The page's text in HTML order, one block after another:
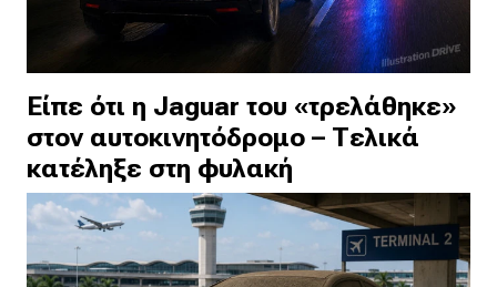
Είπε ότι η Jaguar του «τρελάθηκε»
στον αυτοκινητόδρομο – Τελικά
κατέληξε στη φυλακή